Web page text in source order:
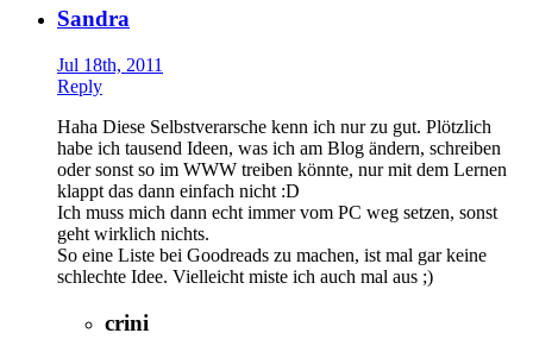
Sandra
Jul 18th, 2011
Reply
Haha Diese Selbstverarsche kenn ich nur zu gut. Plötzlich
habe ich tausend Ideen, was ich am Blog ändern, schreiben
oder sonst so im WWW treiben könnte, nur mit dem Lernen
klappt das dann einfach nicht :D
Ich muss mich dann echt immer vom PC weg setzen, sonst
geht wirklich nichts.
So eine Liste bei Goodreads zu machen, ist mal gar keine
schlechte Idee. Vielleicht miste ich auch mal aus ;)
crini